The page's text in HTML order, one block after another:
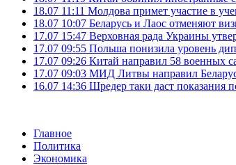
18.07 11:11 Молдова примет участие в
18.07 10:07 Беларусь и Лаос отменяют
17.07 15:47 Верховная рада Украины
17.07 09:55 Польша понизила уровень
17.07 09:26 Китай направил 58 военных
17.07 09:03 МИД Литвы направил
16.07 14:36 Шредер таки даст показания
Главное
Политика
Экономика